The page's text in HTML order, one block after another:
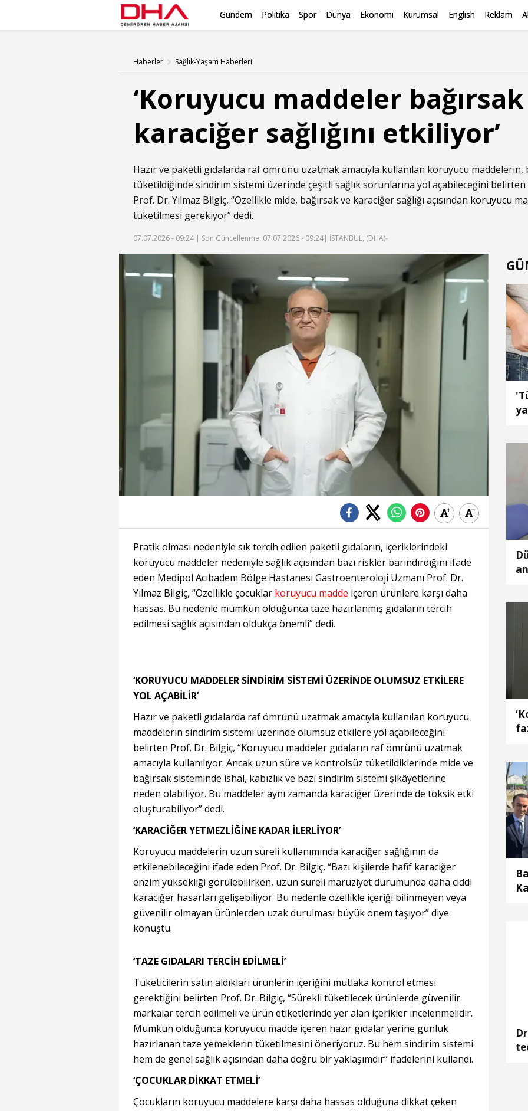
Gündem Politika Spor Dünya Ekonomi Kurumsal English Reklam
Haberler Sağlık-Yaşam Haberleri
‘Koruyucu maddeler
karaciğer sağlığını etkiliyor’
Hazır ve paketli gıdalarda raf ömrünü uzatmak amacıyla kullanılan koruyucu
tüketildiğinde sindirim sistemi üzerinde çeşitli sağlık sorunlarına yol açabileceğini
Prof. Dr. Yılmaz Bilgiç, “Özellikle mide, bağırsak ve karaciğer sağlığı açısından koruyucu
tüketilmesi gerekiyor” dedi.
07.07.2026 - 09:24 | Son Güncellenme: 07.07.2026 - 09:24| İSTANBUL, (DHA)-
Pratik olması nedeniyle sık tercih edilen paketli gıdaların, içeriklerindeki
koruyucu maddeler nedeniyle sağlık açısından bazı riskler barındırdığını ifade
eden Medipol Acıbadem Bölge Hastanesi Gastroenteroloji Uzmanı Prof. Dr.
Yılmaz Bilgiç, “Özellikle çocuklar koruyucu madde içeren ürünlere karşı daha
hassas. Bu nedenle mümkün olduğunca taze hazırlanmış gıdaların tercih
edilmesi sağlık açısından oldukça önemli” dedi.
‘KORUYUCU MADDELER SİNDİRİM SİSTEMİ ÜZERİNDE OLUMSUZ ETKİLERE
YOL AÇABİLİR’
Hazır ve paketli gıdalarda raf ömrünü uzatmak amacıyla kullanılan koruyucu
maddelerin sindirim sistemi üzerinde olumsuz etkilere yol açabileceğini
belirten Prof. Dr. Bilgiç, “Koruyucu maddeler gıdaların raf ömrünü uzatmak
amacıyla kullanılıyor. Ancak uzun süre ve kontrolsüz tüketildiklerinde mide ve
bağırsak sisteminde ishal, kabızlık ve bazı sindirim sistemi şikâyetlerine
neden olabiliyor. Bu maddeler aynı zamanda karaciğer üzerinde de toksik etki
oluşturabiliyor” dedi.
‘KARACİĞER YETMEZLİĞİNE KADAR İLERLİYOR’
Koruyucu maddelerin uzun süreli kullanımında karaciğer sağlığının da
etkilenebileceğini ifade eden Prof. Dr. Bilgiç, “Bazı kişilerde hafif karaciğer
enzim yüksekliği görülebilirken, uzun süreli maruziyet durumunda daha ciddi
karaciğer hasarları gelişebiliyor. Bu nedenle özellikle içeriği bilinmeyen veya
güvenilir olmayan ürünlerden uzak durulması büyük önem taşıyor” diye
konuştu.
‘TAZE GIDALARI TERCİH EDİLMELİ’
Tüketicilerin satın aldıkları ürünlerin içeriğini mutlaka kontrol etmesi
gerektiğini belirten Prof. Dr. Bilgiç, “Sürekli tüketilecek ürünlerde güvenilir
markalar tercih edilmeli ve ürün etiketlerinde yer alan içerikler incelenmelidir.
Mümkün olduğunca koruyucu madde içeren hazır gıdalar yerine günlük
hazırlanan taze yemeklerin tüketilmesini öneriyoruz. Bu hem sindirim sistemi
hem de genel sağlık açısından daha doğru bir yaklaşımdır” ifadelerini kullandı.
‘ÇOCUKLAR DİKKAT ETMELİ’
Çocukların koruyucu maddelere karşı daha hassas olduğuna dikkat çeken